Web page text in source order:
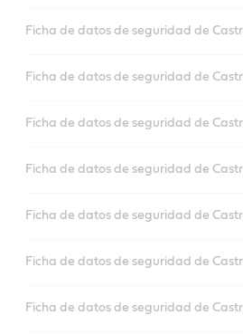
Ficha de datos de seguridad de
Ficha de datos de seguridad de
Ficha de datos de seguridad de
Ficha de datos de seguridad de
Ficha de datos de seguridad de
Ficha de datos de seguridad de
Ficha de datos de seguridad de